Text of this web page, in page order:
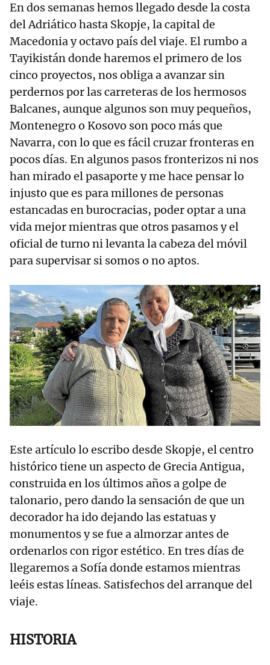
En dos semanas hemos llegado desde la costa
del Adriático hasta Skopje, la capital de
Macedonia y octavo país del viaje. El rumbo a
Tayikistán donde haremos el primero de los
cinco proyectos, nos obliga a avanzar sin
perdernos por las carreteras de los hermosos
Balcanes, aunque algunos son muy pequeños,
Montenegro o Kosovo son poco más que
Navarra, con lo que es fácil cruzar fronteras en
pocos días. En algunos pasos fronterizos ni nos
han mirado el pasaporte y me hace pensar lo
injusto que es para millones de personas
estancadas en burocracias, poder optar a una
vida mejor mientras que otros pasamos y el
oficial de turno ni levanta la cabeza del móvil
para supervisar si somos o no aptos.
Este artículo lo escribo desde Skopje, el centro
histórico tiene un aspecto de Grecia Antigua,
construida en los últimos años a golpe de
talonario, pero dando la sensación de que un
decorador ha ido dejando las estatuas y
monumentos y se fue a almorzar antes de
ordenarlos con rigor estético. En tres días de
llegaremos a Sofía donde estamos mientras
leéis estas líneas. Satisfechos del arranque del
viaje.
HISTORIA